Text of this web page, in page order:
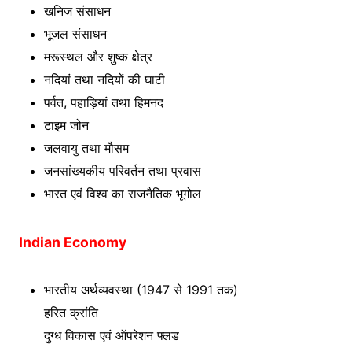
खनिज संसाधन
भूजल संसाधन
मरूस्थल और शुष्क क्षेत्र
नदियां तथा नदियों की घाटी
पर्वत, पहाड़ियां तथा हिमनद
टाइम जोन
जलवायु तथा मौसम
जनसांख्यकीय परिवर्तन तथा प्रवास
भारत एवं विश्व का राजनैतिक भूगोल
Indian Economy
भारतीय अर्थव्यवस्था (1947 से 1991 तक)
हरित क्रांति
दुग्ध विकास एवं ऑपरेशन फ्लड